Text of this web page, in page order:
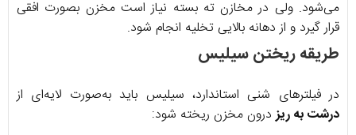
می‌شود. ولی در مخازن ته بسته نیاز است مخزن بصورت افقی
قرار گیرد و از دهانه بالایی تخلیه انجام شود.
طریقه ریختن سیلیس
در فیلترهای شنی استاندارد، سیلیس باید به‌صورت لایه‌ای از
درشت به ریزدرون مخزن ریخته شود: